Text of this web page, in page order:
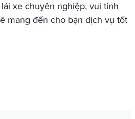
xe chuyên nghiệp, vui tính
mang đến cho bạn dịch vụ tốt